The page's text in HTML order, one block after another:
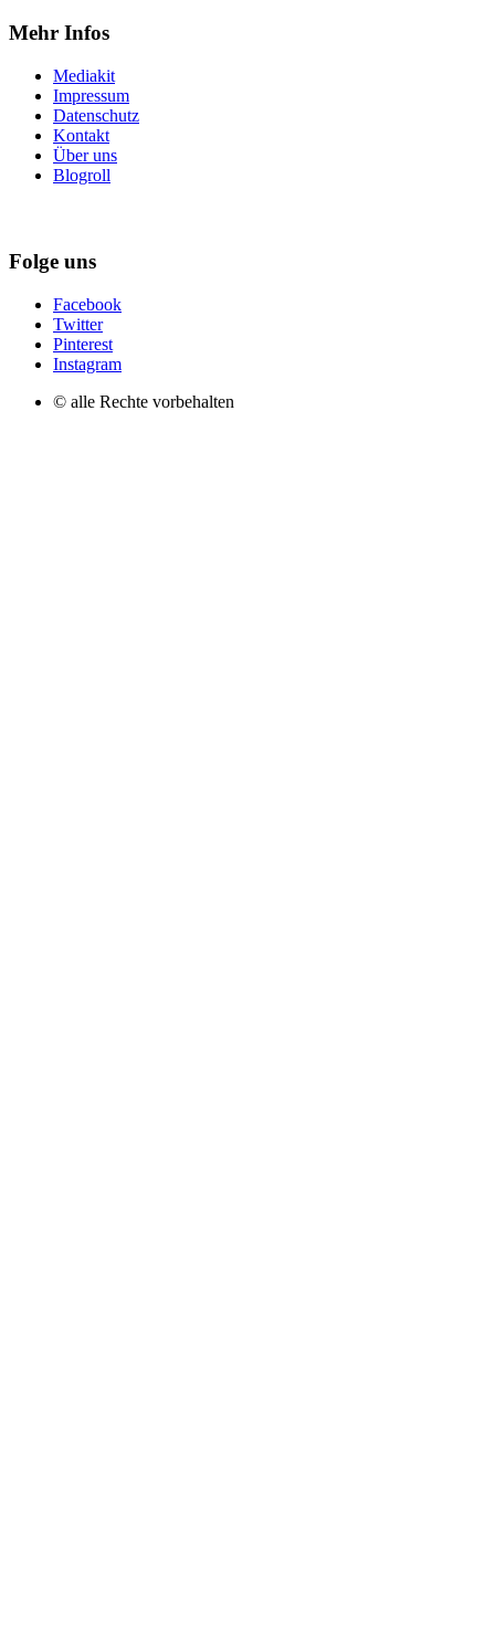
Mehr Infos
Mediakit
Impressum
Datenschutz
Kontakt
Über uns
Blogroll
Folge uns
Facebook
Twitter
Pinterest
Instagram
© alle Rechte vorbehalten